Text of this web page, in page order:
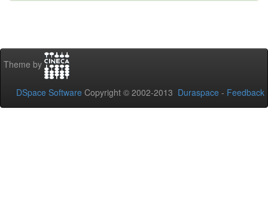
Theme by
DSpace Software Copyright © 2002-2013 Duraspace - Feedback